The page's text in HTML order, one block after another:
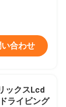
合わせ
ックスLcd
ライビング